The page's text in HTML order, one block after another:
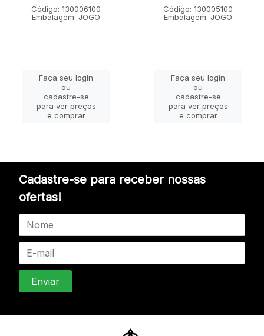
Código: 130006100
Embalagem: JOGO
Faça seu login
ou
cadastre-se
para ver preços
e comprar
Código: 130005100
Embalagem: JOGO
Faça seu login
ou
cadastre-se
para ver preços
e comprar
Cadastre-se para receber nossas
ofertas!